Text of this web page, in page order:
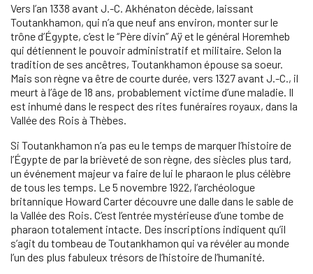
Vers l’an 1338 avant J.-C. Akhénaton décède, laissant
Toutankhamon, qui n’a que neuf ans environ, monter sur le
trône d’Égypte, c’est le “Père divin” Aÿ et le général Horemheb
qui détiennent le pouvoir administratif et militaire. Selon la
tradition de ses ancêtres, Toutankhamon épouse sa soeur.
Mais son règne va être de courte durée, vers 1327 avant J.-C., il
meurt à l’âge de 18 ans, probablement victime d’une maladie. Il
est inhumé dans le respect des rites funéraires royaux, dans la
Vallée des Rois à Thèbes.
Si Toutankhamon n’a pas eu le temps de marquer l’histoire de
l’Égypte de par la brièveté de son règne, des siècles plus tard,
un événement majeur va faire de lui le pharaon le plus célèbre
de tous les temps. Le 5 novembre 1922, l’archéologue
britannique Howard Carter découvre une dalle dans le sable de
la Vallée des Rois. C’est l’entrée mystérieuse d’une tombe de
pharaon totalement intacte. Des inscriptions indiquent qu’il
s’agit du tombeau de Toutankhamon qui va révéler au monde
l’un des plus fabuleux trésors de l’histoire de l’humanité.